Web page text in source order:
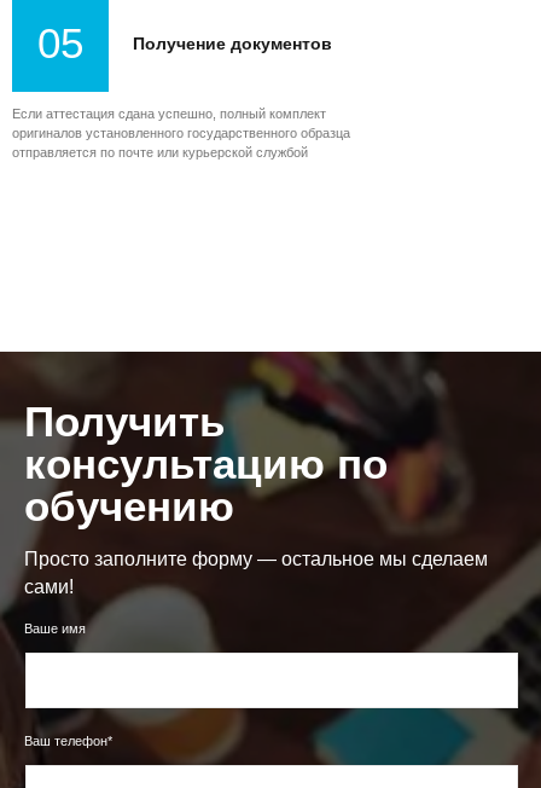
05 Получение документов
Если аттестация сдана успешно, полный комплект
оригиналов установленного государственного образца
отправляется по почте или курьерской службой
Получить
консультацию по
обучению
Просто заполните форму — остальное мы сделаем
сами!
Ваше имя
Ваш телефон*